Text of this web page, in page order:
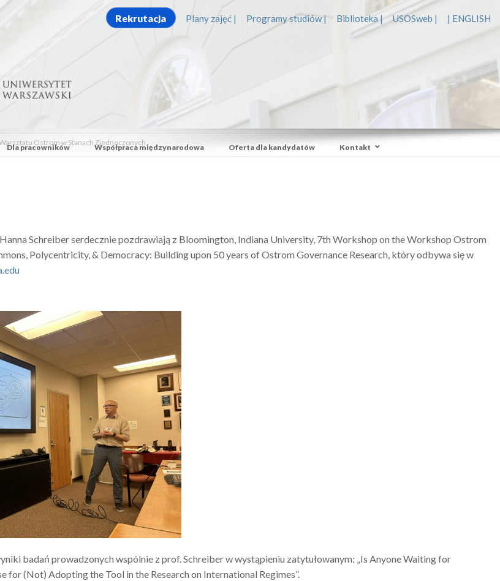
Rekrutacja Plany zajęć | Programy studiów | Biblioteka | USOSweb | | ENGLISH
Dla pracowników Współpraca międzynarodowa Oferta dla kandydatów Kontakt
Ostrom w Stanach Zjednoczonych
Schreiber serdecznie pozdrawiają z Bloomington, Indiana University, 7th Workshop on the Workshop Ostrom
Polycentricity, & Democracy: Building upon 50 years of Ostrom Governance Research, który odbywa się w
badań prowadzonych wspólnie z prof. Schreiber w wystąpieniu zatytułowanym: „Is Anyone Waiting for
for (Not) Adopting the Tool in the Research on International Regimes”.